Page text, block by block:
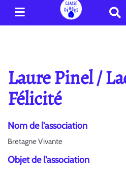
e
c
Laure Pinel /
Félicité
Nom de l'association
Bretagne Vivante
Objet de l'association